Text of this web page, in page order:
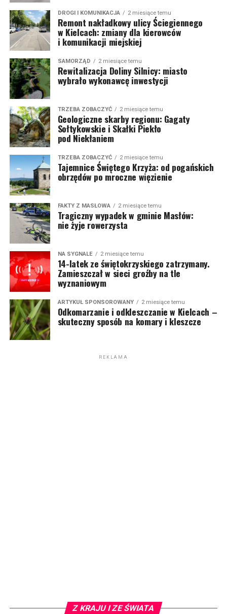
DROGI I KOMUNIKACJA 2 miesiące temu
Remont nakładkowy ulicy Ściegiennego
w Kielcach: zmiany dla kierowców
i komunikacji miejskiej
SAMORZĄD 2 miesiące temu
Rewitalizacja Doliny Silnicy: miasto
wybrało wykonawcę inwestycji
TRZEBA ZOBACZYĆ 2 miesiące temu
Geologiczne skarby regionu: Gagaty
Sołtykowskie i Skałki Piekło
pod Niekłaniem
TRZEBA ZOBACZYĆ 2 miesiące temu
Tajemnice Świętego Krzyża: od pogańskich
obrzędów po mroczne więzienie
FAKTY Z MASŁOWA 2 miesiące temu
Tragiczny wypadek w gminie Masłów:
nie żyje rowerzysta
NA SYGNALE 2 miesiące temu
14-latek ze świętokrzyskiego zatrzymany.
Zamieszczał w sieci groźby na tle
wyznaniowym
ARTYKUŁ SPONSOROWANY 2 miesiące temu
Odkomarzanie i odkleszczanie w Kielcach –
skuteczny sposób na komary i kleszcze
REKLAMA
Z KRAJU I ZE ŚWIATA